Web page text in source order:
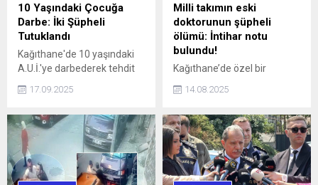
10 Yaşındaki Çocuğa
Darbe: İki Şüpheli
Tutuklandı
Kağıthane'de 10 yaşındaki
A.U.İ.'ye darbederek tehdit
bir aracın çarpmasına neden
yaşındaki E.S. gözaltına
alındı. Şüpheliler, adliyeye
sevk edilerek tutuklandı.
17.09.2025
Milli takımın eski
doktorunun şüpheli
ölümü: İntihar notu
bulundu!
Kağıthane’de özel bir
olarak görev yapan doktor
yaşadığı rezidanstaki
dairenin yatak odasında ölü
bulundu. Bir dönem Kadın
Basketbol Milli Takımının
doktorluğunu yaptığı da
14.08.2025